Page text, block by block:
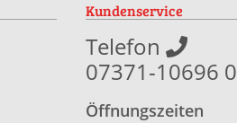
Kundenservice
Telefon
07371-10696
Öffnungszeiten